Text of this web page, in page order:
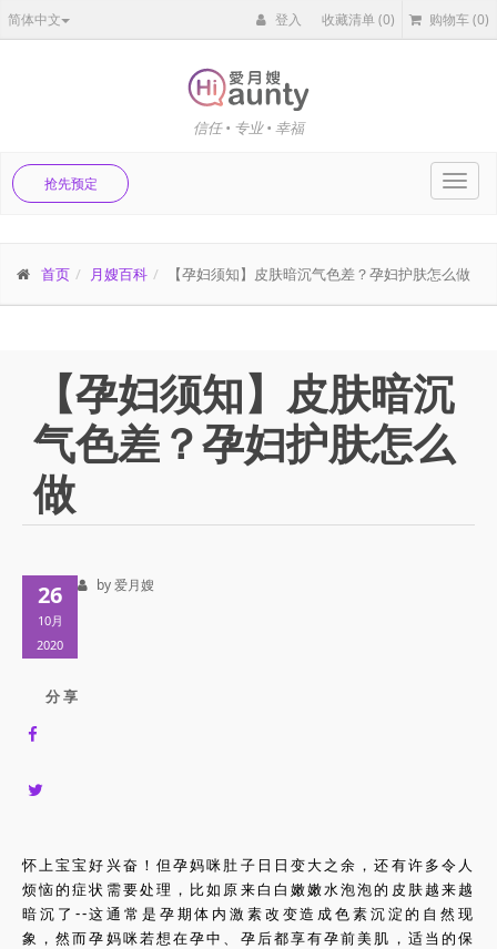
简体中文 登入 收藏清单(0) 购物车(0)
信任 • 专业 • 幸福
抢先预定
首页 月嫂百科 【孕妇须知】皮肤暗沉气色差？孕妇护肤怎么做
【孕妇须知】皮肤暗沉
气色差？孕妇护肤怎么
做
26
10月
2020
分 享
by 爱月嫂
怀上宝宝好兴奋！但孕妈咪肚子日日变大之余，还有许多令人
烦恼的症状需要处理，比如原来白白嫩嫩水泡泡的皮肤越来越
暗沉了--这通常是孕期体内激素改变造成色素沉淀的自然现
象，然而孕妈咪若想在孕中、孕后都享有孕前美肌，适当的保